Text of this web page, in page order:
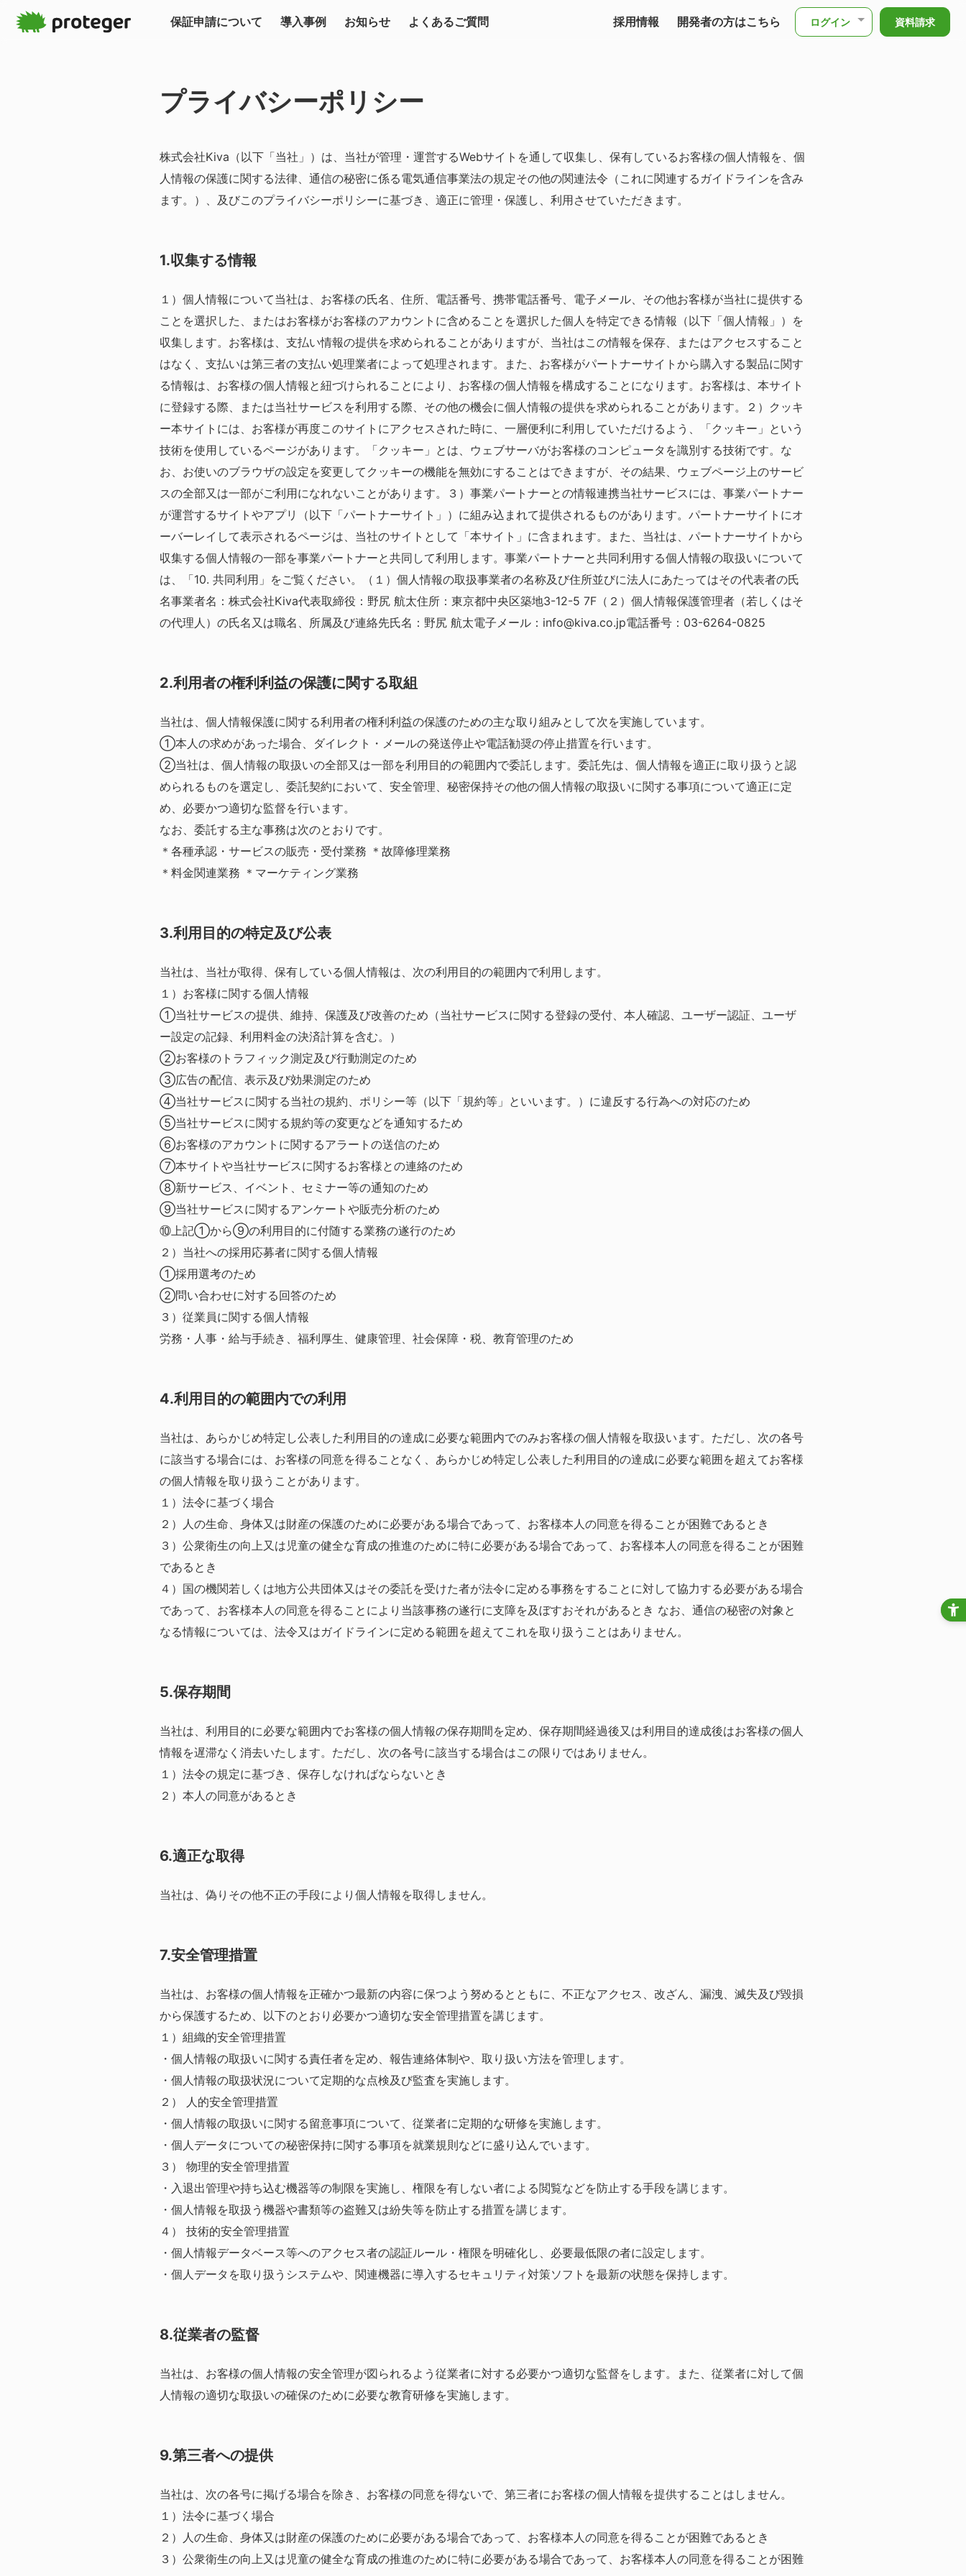
保証申請について 導入事例 お知らせ よくあるご質問 採用情報 開発者の方はこちら ログイン 資料請求
プライバシーポリシー
株式会社Kiva（以下「当社」）は、当社が管理・運営するWebサイトを通して収集し、保有しているお客様の個人情報を、個
人情報の保護に関する法律、通信の秘密に係る電気通信事業法の規定その他の関連法令（これに関連するガイドラインを含み
ます。）、及びこのプライバシーポリシーに基づき、適正に管理・保護し、利用させていただきます。
1.収集する情報
１）個人情報について当社は、お客様の氏名、住所、電話番号、携帯電話番号、電子メール、その他お客様が当社に提供する
ことを選択した、またはお客様がお客様のアカウントに含めることを選択した個人を特定できる情報（以下「個人情報」）を
収集します。お客様は、支払い情報の提供を求められることがありますが、当社はこの情報を保存、またはアクセスすること
はなく、支払いは第三者の支払い処理業者によって処理されます。また、お客様がパートナーサイトから購入する製品に関す
る情報は、お客様の個人情報と紐づけられることにより、お客様の個人情報を構成することになります。お客様は、本サイト
に登録する際、または当社サービスを利用する際、その他の機会に個人情報の提供を求められることがあります。
２）クッキ
ー本サイトには、お客様が再度このサイトにアクセスされた時に、一層便利に利用していただけるよう、「クッキー」という
技術を使用しているページがあります。
「クッキー」とは、ウェブサーバがお客様のコンピュータを識別する技術です。 な
お、お使いのブラウザの設定を変更してクッキーの機能を無効にすることはできますが、その結果、ウェブページ上のサービ
スの全部又は一部がご利用になれないことがあります。
３）事業パートナーとの情報連携当社サービスには、事業パートナー
が運営するサイトやアプリ（以下「パートナーサイト」）に組み込まれて提供されるものがあります。パートナーサイトにオ
ーバーレイして表示されるページは、当社のサイトとして「本サイト」に含まれます。
また、当社は、パートナーサイトから
収集する個人情報の一部を事業パートナーと共同して利用します。事業パートナーと共同利用する個人情報の取扱いについて
は、「10. 共同利用」をご覧ください。
（１）個人情報の取扱事業者の名称及び住所並びに法人にあたってはその代表者の氏
名事業者名：株式会社Kiva代表取締役：野尻 航太住所：東京都中央区築地3-12-5 7F （２）個人情報保護管理者（若しくはそ
の代理人）の氏名又は職名、所属及び連絡先氏名：野尻 航太電子メール：info@kiva.co.jp電話番号：03-6264-0825
2.利用者の権利利益の保護に関する取組
当社は、個人情報保護に関する利用者の権利利益の保護のための主な取り組みとして次を実施しています。
①本人の求めがあった場合、ダイレクト・メールの発送停止や電話勧奨の停止措置を行います。
②当社は、個人情報の取扱いの全部又は一部を利用目的の範囲内で委託します。委託先は、個人情報を適正に取り扱うと認
められるものを選定し、委託契約において、安全管理、秘密保持その他の個人情報の取扱いに関する事項について適正に定
め、必要かつ適切な監督を行います。
なお、委託する主な事務は次のとおりです。
＊各種承認・サービスの販売・受付業務 ＊故障修理業務
＊料金関連業務 ＊マーケティング業務
3.利用目的の特定及び公表
当社は、当社が取得、保有している個人情報は、次の利用目的の範囲内で利用します。
１）お客様に関する個人情報
①当社サービスの提供、維持、保護及び改善のため（当社サービスに関する登録の受付、本人確認、ユーザー認証、ユーザ
ー設定の記録、利用料金の決済計算を含む。）
②お客様のトラフィック測定及び行動測定のため
③広告の配信、表示及び効果測定のため
④当社サービスに関する当社の規約、ポリシー等（以下「規約等」といいます。）に違反する行為への対応のため
⑤当社サービスに関する規約等の変更などを通知するため
⑥お客様のアカウントに関するアラートの送信のため
⑦本サイトや当社サービスに関するお客様との連絡のため
⑧新サービス、イベント、セミナー等の通知のため
⑨当社サービスに関するアンケートや販売分析のため
⑩上記①から⑨の利用目的に付随する業務の遂行のため
２）当社への採用応募者に関する個人情報
①採用選考のため
②問い合わせに対する回答のため
３）従業員に関する個人情報
労務・人事・給与手続き、福利厚生、健康管理、社会保障・税、教育管理のため
4.利用目的の範囲内での利用
当社は、あらかじめ特定し公表した利用目的の達成に必要な範囲内でのみお客様の個人情報を取扱います。ただし、次の各号
に該当する場合には、お客様の同意を得ることなく、あらかじめ特定し公表した利用目的の達成に必要な範囲を超えてお客様
の個人情報を取り扱うことがあります。
１）法令に基づく場合
２）人の生命、身体又は財産の保護のために必要がある場合であって、お客様本人の同意を得ることが困難であるとき
３）公衆衛生の向上又は児童の健全な育成の推進のために特に必要がある場合であって、お客様本人の同意を得ることが困難
であるとき
４）国の機関若しくは地方公共団体又はその委託を受けた者が法令に定める事務をすることに対して協力する必要がある場合
であって、お客様本人の同意を得ることにより当該事務の遂行に支障を及ぼすおそれがあるとき なお、通信の秘密の対象と
なる情報については、法令又はガイドラインに定める範囲を超えてこれを取り扱うことはありません。
5.保存期間
当社は、利用目的に必要な範囲内でお客様の個人情報の保存期間を定め、保存期間経過後又は利用目的達成後はお客様の個人
情報を遅滞なく消去いたします。ただし、次の各号に該当する場合はこの限りではありません。
１）法令の規定に基づき、保存しなければならないとき
２）本人の同意があるとき
6.適正な取得
当社は、偽りその他不正の手段により個人情報を取得しません。
7.安全管理措置
当社は、お客様の個人情報を正確かつ最新の内容に保つよう努めるとともに、不正なアクセス、改ざん、漏洩、滅失及び毀損
から保護するため、以下のとおり必要かつ適切な安全管理措置を講じます。
１）組織的安全管理措置
・個人情報の取扱いに関する責任者を定め、報告連絡体制や、取り扱い方法を管理します。
・個人情報の取扱状況について定期的な点検及び監査を実施します。
２） 人的安全管理措置
・個人情報の取扱いに関する留意事項について、従業者に定期的な研修を実施します。
・個人データについての秘密保持に関する事項を就業規則などに盛り込んでいます。
３） 物理的安全管理措置
・入退出管理や持ち込む機器等の制限を実施し、権限を有しない者による閲覧などを防止する手段を講じます。
・個人情報を取扱う機器や書類等の盗難又は紛失等を防止する措置を講じます。
４） 技術的安全管理措置
・個人情報データベース等へのアクセス者の認証ルール・権限を明確化し、必要最低限の者に設定します。
・個人データを取り扱うシステムや、関連機器に導入するセキュリティ対策ソフトを最新の状態を保持します。
8.従業者の監督
当社は、お客様の個人情報の安全管理が図られるよう従業者に対する必要かつ適切な監督をします。また、従業者に対して個
人情報の適切な取扱いの確保のために必要な教育研修を実施します。
9.第三者への提供
当社は、次の各号に掲げる場合を除き、お客様の同意を得ないで、第三者にお客様の個人情報を提供することはしません。
１）法令に基づく場合
２）人の生命、身体又は財産の保護のために必要がある場合であって、お客様本人の同意を得ることが困難であるとき
３）公衆衛生の向上又は児童の健全な育成の推進のために特に必要がある場合であって、お客様本人の同意を得ることが困難